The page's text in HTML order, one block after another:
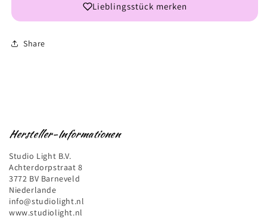
Lieblingsstück merken
Share
Hersteller-Informationen
Studio Light B.V.
Achterdorpstraat 8
3772 BV Barneveld
Niederlande
info@studiolight.nl
www.studiolight.nl